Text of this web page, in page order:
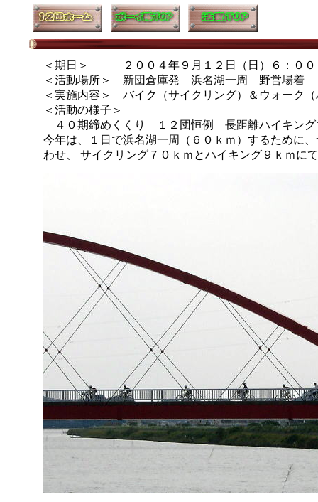
＜期日＞ ２００４年９月１２日（日）６：００
＜活動場所＞ 新団倉庫発 浜名湖一周 野営場着
＜実施内容＞ バイク（サイクリング）＆ウォーク
＜活動の様子＞
４０期締めくくり １２団恒例 長距離ハイキン
今年は、１日で浜名湖一周（６０ｋｍ）するために
わせ、 サイクリング７０ｋｍとハイキング９ｋｍに